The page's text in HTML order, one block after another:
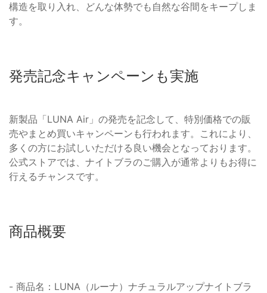
構造を取り入れ、どんな体勢でも自然な谷間をキープしま
す。
発売記念キャンペーンも実施
新製品「LUNA Air」の発売を記念して、特別価格での販
売やまとめ買いキャンペーンも行われます。これにより、
多くの方にお試しいただける良い機会となっております。
公式ストアでは、ナイトブラのご購入が通常よりもお得に
行えるチャンスです。
商品概要
- 商品名：LUNA（ルーナ）ナチュラルアップナイトブラ